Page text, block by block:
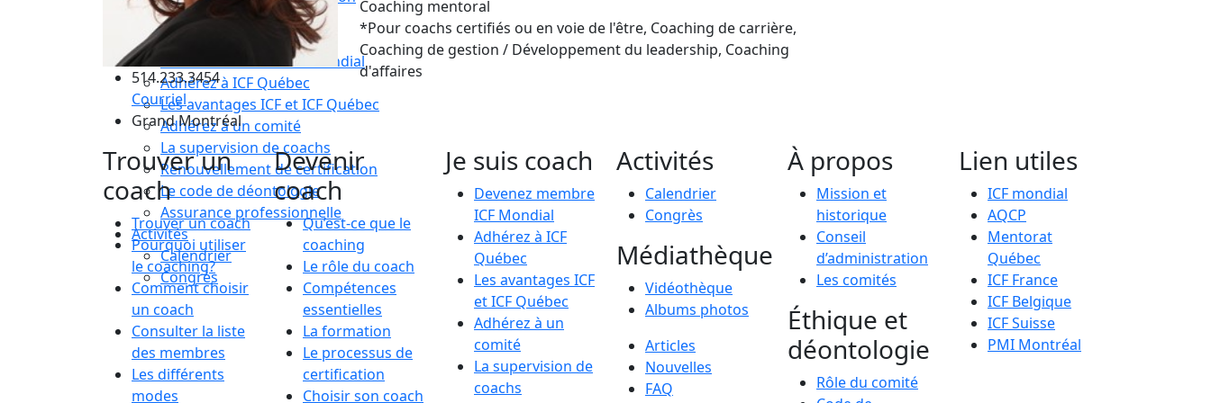
Choisir son coach mentor
Je suis coach
Devenez membre ICF Mondial
Adhérez à ICF Québec
Les avantages ICF et ICF Québec
Adhérez à un comité
La supervision de coachs
Renouvellement de certification
Le code de déontologie
Assurance professionnelle
Activités
Calendrier
Congrès
514.233.3454
Courriel
Grand Montréal
Coaching mentoral
*Pour coachs certifiés ou en voie de l'être, Coaching de carrière,
Coaching de gestion / Développement du leadership, Coaching
d'affaires
Trouver un
coach
Trouver un coach
Pourquoi utiliser
le coaching?
Comment choisir
un coach
Consulter la liste
des membres
Les différents
modes
Devenir
coach
Qu’est-ce que le
coaching
Le rôle du coach
Compétences
essentielles
La formation
Le processus de
certification
Choisir son coach
Je suis coach
Devenez membre
ICF Mondial
Adhérez à ICF
Québec
Les avantages ICF
et ICF Québec
Adhérez à un
comité
La supervision de
coachs
Activités
Calendrier
Congrès
Médiathèque
Vidéothèque
Albums photos
Articles
Nouvelles
FAQ
À propos
Mission et
historique
Conseil
d’administration
Les comités
Éthique et
déontologie
Rôle du comité
Lien utiles
ICF mondial
AQCP
Mentorat
Québec
ICF France
ICF Belgique
ICF Suisse
PMI Montréal